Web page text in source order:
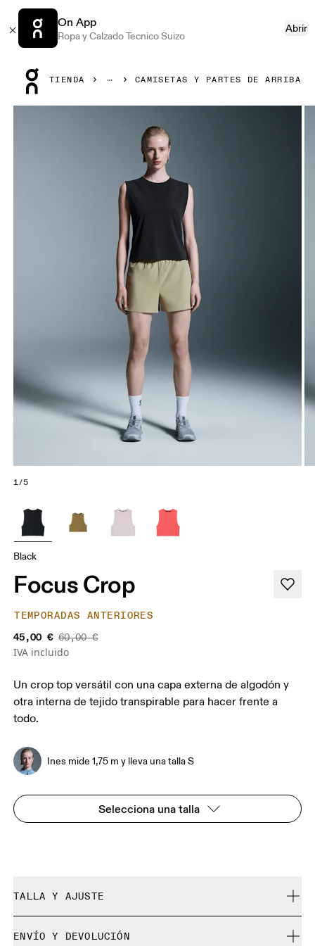
On App
Ropa y Calzado Tecnico Suizo
Abrir
TIENDA CAMISETAS Y PARTES DE ARRIBA
1/5
Black
Focus Crop
TEMPORADAS ANTERIORES
45,00 € 60,00 €
IVA incluido
Un crop top versátil con una capa externa de algodón y
otra interna de tejido transpirable para hacer frente a
todo.
Ines mide 1,75 m y lleva una talla S
Selecciona una talla
TALLA Y AJUSTE
ENVÍO Y DEVOLUCIÓN